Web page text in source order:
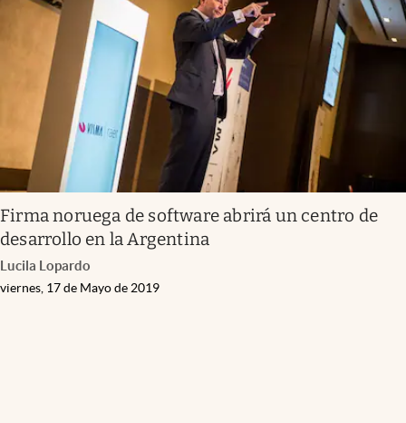
Infotechnology
Clase
Mundial 2026
Eventos Corporativos
El Cronista Studio
Mediakit
abre en nueva pestaña
Argentina
Firma noruega de software abrirá un centro de
desarrollo en la Argentina
Lucila Lopardo
viernes, 17 de Mayo de 2019